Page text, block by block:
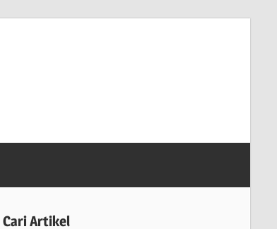
Cari Artikel